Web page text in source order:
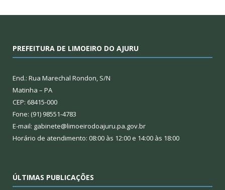
PREFEITURA DE LIMOEIRO DO AJURU
End.: Rua Marechal Rondon, S/N
Matinha – PA
CEP: 68415-000
Fone: (91) 98551-4783
E-mail: gabinete@limoeirodoajuru.pa.gov.br
Horário de atendimento: 08:00 às 12:00 e 14:00 às 18:00
ÚLTIMAS PUBLICAÇÕES